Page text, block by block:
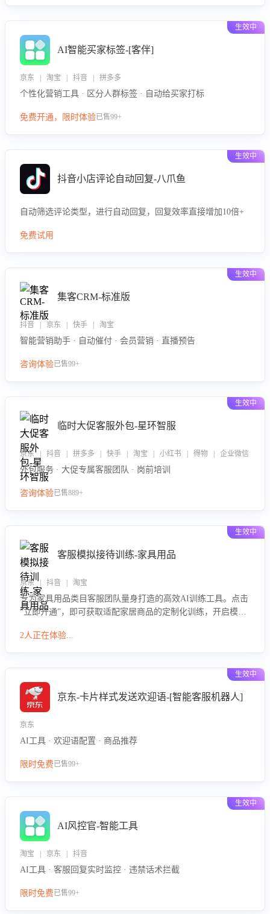
生效中
AI智能买家标签-[客伴]
京东 | 淘宝 | 抖音 | 拼多多
个性化营销工具 · 区分人群标签 · 自动给买家打标
免费开通，限时体验已售99+
生效中
抖音小店评论自动回复-八爪鱼
自动筛选评论类型，进行自动回复，回复效率直接增加10倍+
免费试用
生效中
集客CRM-标准版
抖音 | 京东 | 快手 | 淘宝
智能营销助手 · 自动催付 · 会员营销 · 直播预告
咨询体验已售99+
生效中
临时大促客服外包-星环智服
京东 | 抖音 | 拼多多 | 快手 | 淘宝 | 小红书 | 得物 | 企业微信
外包服务 · 大促专属客服团队 · 岗前培训
咨询体验已售889+
生效中
客服模拟接待训练-家具用品
京东 | 抖音 | 淘宝
专为家具用品类目客服团队量身打造的高效AI训练工具。点击
“立即开通”，即可获取适配家居商品的定制化训练，开启模拟
参数咨询等高频场景下的专业应对能力。
2人正在体验...
生效中
京东-卡片样式发送欢迎语-[智能客服机器人]
京东
AI工具 · 欢迎语配置 · 商品推荐
限时免费已售99+
生效中
AI风控官-智能工具
淘宝 | 京东 | 抖音
AI工具 · 客服回复实时监控 · 违禁话术拦截
限时免费已售99+